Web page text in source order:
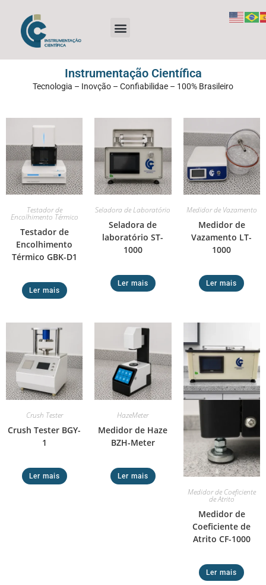
Instrumentação Científica
Tecnologia – Inovção – Confiabilidae – 100% Brasileiro
Testador de
Encolhimento Térmico
Testador de
Encolhimento
Térmico GBK-D1
Ler mais
Seladora de Laboratório
Seladora de
laboratório ST-
1000
Ler mais
Medidor de Vazamento
Medidor de
Vazamento LT-
1000
Ler mais
Crush Tester
Crush Tester BGY-
1
Ler mais
HazeMeter
Medidor de Haze
BZH-Meter
Ler mais
Medidor de Coeficiente
de Atrito
Medidor de
Coeficiente de
Atrito CF-1000
Ler mais